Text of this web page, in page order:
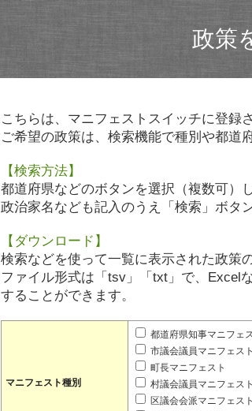
政策
こちらは、マニフェストスイッチに登録
ご希望の政策は、検索機能で種別や都道
【検索方法】
都道府県などのボタンを選択（複数可）
政治家名なども記入のうえ「検索」ボタ
【ダウンロード】
検索などを使って一覧に表示された政策
ファイル形式は「tsv」「txt」で、Excel
することができます。
マニフェスト種別
都道府県知事マニフェ
市議会議員マニフェスト
町長マニフェスト
村議会議員マニフェスト
区議会会派マニフェスト